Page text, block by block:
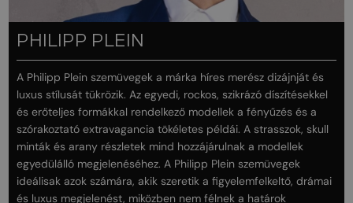
PHILIPP PLEIN
A Philipp Plein szemüvegek a márka híres merész dizájnját és
luxus stílusát tükrözik. Az egyedi, rockos, szikrázó díszítésekkel
és erőteljes formákkal rendelkező modellek a fényűzés és a
szórakoztató extravagancia tökéletes példái. A strasszok, skull
minták és arany részletek mind hozzájárulnak a modellek
egyedülálló megjelenéséhez. A Philipp Plein szemüvegek
ideálisak azok számára, akik szeretik a figyelemfelkeltő, drámai
és luxus megjelenést, miközben nem félnek a határok